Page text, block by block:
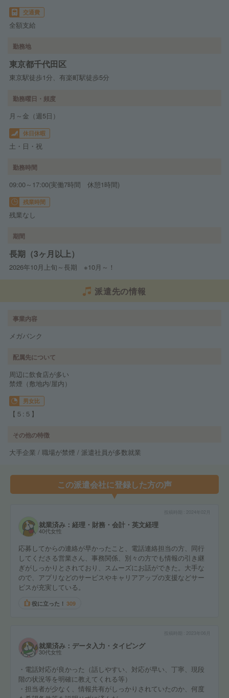
交通費
全額支給
勤務地
東京都千代田区
東京駅徒歩1分、有楽町駅徒歩5分
勤務曜日・頻度
月～金（週5日）
休日休暇
土・日・祝
勤務時間
09:00～17:00(実働7時間 休憩1時間)
残業時間
残業なし
期間
長期（3ヶ月以上）
2026年10月上旬～長期 ※10月～！
派遣先の情報
事業内容
メガバンク
配属先について
周辺に飲食店が多い
禁煙（敷地内/屋内）
男女比
【５:５】
その他の特徴
大手企業 / 職場が禁煙 / 派遣社員が多数就業
この派遣会社に登録した方の声
2024年02月
就業済み：経理・財務・会計・英文経理
40代女性
応募してからの連絡が早かったこと、電話連絡担当の方、同行
してくださる営業さん、事務関係、別々の方でも情報の引き継
ぎがしっかりとされており、スムーズにお話ができた。大手な
ので、アプリなどのサービスやキャリアアップの支援などサー
ビスが充実している。
役に立った！ 309
就業済み：データ入力・タイピング
30代女性
・電話対応が良かった（話しやすい、対応が早い、丁寧、現段
階の状況等を明確に教えてくれる等）
・担当者が少なく、情報共有がしっかりされていたのか、何度